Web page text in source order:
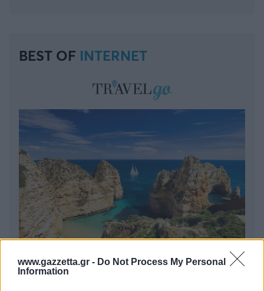
www.gazzetta.gr - Do Not Process My Personal
Information
BEST OF INTERNET
Πέρα από τη Λισαβόνα: 10 μαγευτικοί προορισμοί